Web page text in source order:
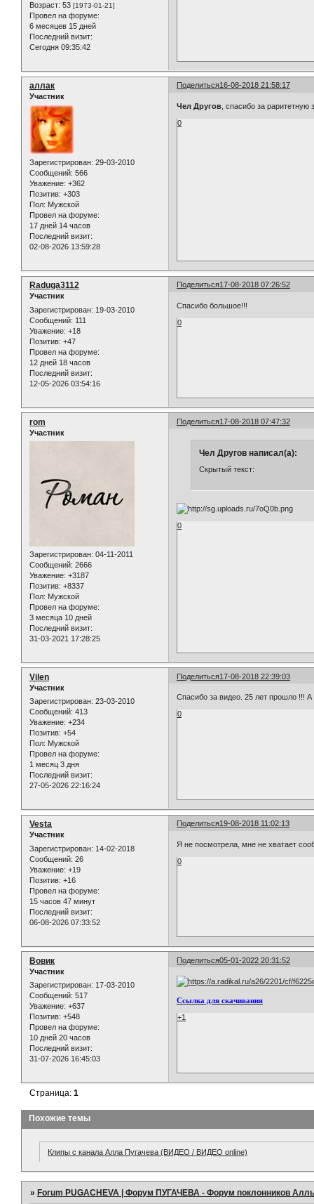
Возраст: 53 [1973-01-21]
Провел на форуме:
6 месяцев 15 дней
Последний визит:
Сегодня 09:35:42
Поделиться16-08-2018 21:58:17
аллак
Участник
Зарегистрирован: 29-03-2010
Сообщений: 566
Уважение: +362
Позитив: +303
Пол: Мужской
Провел на форуме:
17 дней 14 часов
Последний визит:
02-08-2026 13:59:28
Чел Другов , спасибо за раритетную
0
Поделиться17-08-2018 07:26:52
Raduga3112
Участник
Зарегистрирован: 19-03-2010
Сообщений: 111
Уважение: +18
Позитив: +47
Провел на форуме:
12 дней 18 часов
Последний визит:
12-05-2026 03:54:16
Спасибо большое!!!
0
Поделиться17-08-2018 07:47:32
rom
Участник
Зарегистрирован: 04-11-2011
Сообщений: 2666
Уважение: +3187
Позитив: +8337
Пол: Мужской
Провел на форуме:
3 месяца 10 дней
Последний визит:
31-03-2021 17:28:25
Чел Другов написал(а):
Скрытый текст:
0
Поделиться17-08-2018 22:39:03
Vilen
Участник
Зарегистрирован: 23-03-2010
Сообщений: 413
Уважение: +234
Позитив: +54
Пол: Мужской
Провел на форуме:
1 месяц 3 дня
Последний визит:
27-05-2026 22:16:24
Спасибо за видео. 25 лет прошло !!! А
0
Поделиться19-08-2018 11:02:13
Vesta
Участник
Зарегистрирован: 14-02-2018
Сообщений: 26
Уважение: +19
Позитив: +16
Провел на форуме:
15 часов 47 минут
Последний визит:
06-08-2026 07:33:52
Я не посмотрела, мне не хватает
0
Поделиться05-01-2022 20:31:52
Вовик
Участник
Зарегистрирован: 17-03-2010
Сообщений: 517
Уважение: +637
Позитив: +548
Провел на форуме:
10 дней 20 часов
Последний визит:
31-07-2026 16:45:03
Ссылка для скачивания
+1
Страница:1
Похожие темы
Клипы с канала Алла Пугачева (ВИДЕО / ВИДЕО online)
» Forum PUGACHEVA | Форум ПУГАЧЕВА - Форум поклонников